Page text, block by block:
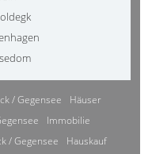
/ Gegensee
Häuser
Immobilie
/ Gegensee
Hauskauf